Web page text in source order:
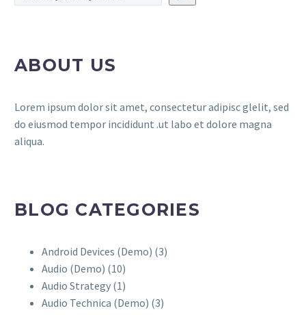
ABOUT US
Lorem ipsum dolor sit amet, consectetur adipisc glelit, sed
do eiusmod tempor incididunt .ut labo et dolore magna
aliqua.
BLOG CATEGORIES
Android Devices (Demo) (3)
Audio (Demo) (10)
Audio Strategy (1)
Audio Technica (Demo) (3)